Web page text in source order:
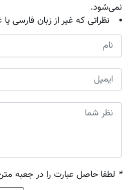
نمی‌شود.
نظراتی که غیر از زبان فارسی
* لطفا حاصل عبارت را در جعبه